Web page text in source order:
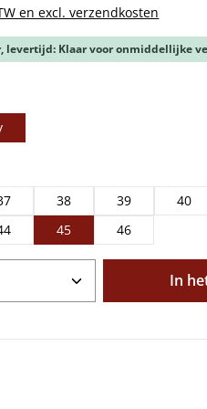
en excl. verzendkosten
levertijd: Klaar voor onmiddellijke
38 39 40
45 46
Voer
In